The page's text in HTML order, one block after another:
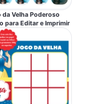
da Velha Poderoso
para Editar e Imprimir